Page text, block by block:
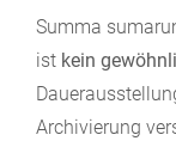
Summa
ist kein
Archivierung